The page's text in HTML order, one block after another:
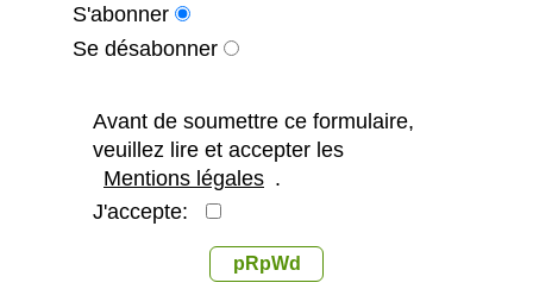
S'abonner
Se désabonner
Avant de soumettre ce formulaire,
veuillez lire et accepter les
Mentions légales .
J'accepte:
pRpWd